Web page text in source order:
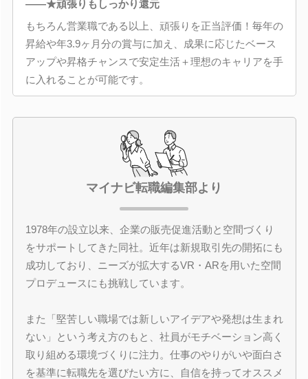
――★頑張りもしっかり還元
もちろん営業職である以上、頑張りを正当評価！毎年の
昇給や年3.9ヶ月分の賞与に加え、成果に応じたベース
アップや昇格チャンスで安定生活＋理想のキャリアを手
に入れることが可能です。
マイナビ転職編集部より
1978年の設立以来、企業の販売促進活動と空間づくり
をサポートしてきた同社。近年は新規取引先の開拓にも
成功しており、ニーズが拡大するVR・ARを用いた空間
プロデュースにも挑戦しています。
また「堅苦しい職場では新しいアイデアや発想は生まれ
ない」という考え方のもと、社員がモチベーション高く
取り組める環境づくりに注力。仕事のやりがいや面白さ
を基準に転職先を選びたい方に、自信を持ってオススメ